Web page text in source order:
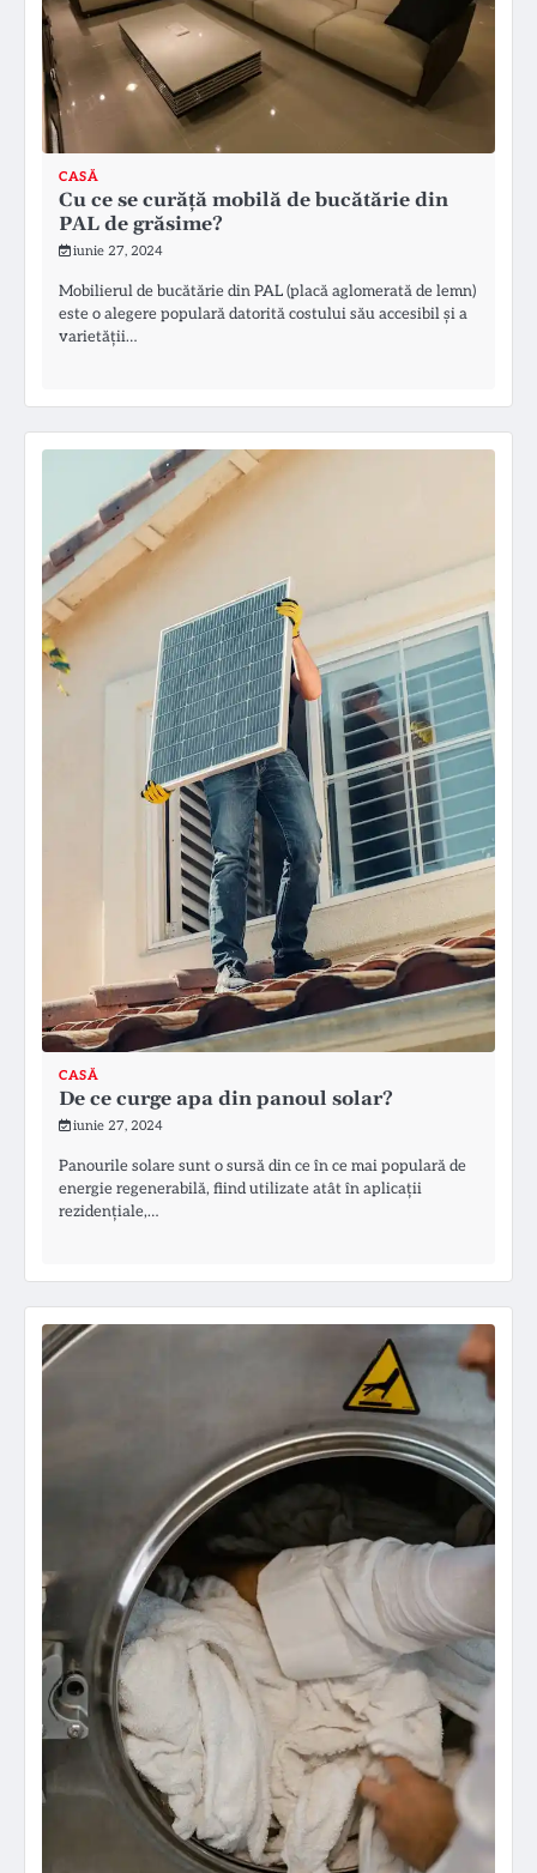
CASĂ
Cu ce se curăță mobilă de bucătărie din
PAL de grăsime?
iunie 27, 2024
Mobilierul de bucătărie din PAL (placă aglomerată de lemn)
este o alegere populară datorită costului său accesibil și a
varietății…
CASĂ
De ce curge apa din panoul solar?
iunie 27, 2024
Panourile solare sunt o sursă din ce în ce mai populară de
energie regenerabilă, fiind utilizate atât în aplicații
rezidențiale,…